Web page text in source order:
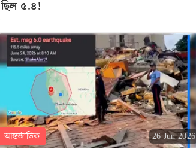
ছিল ৫.৪!
আন্তর্জাতিক 26 Jun 2026